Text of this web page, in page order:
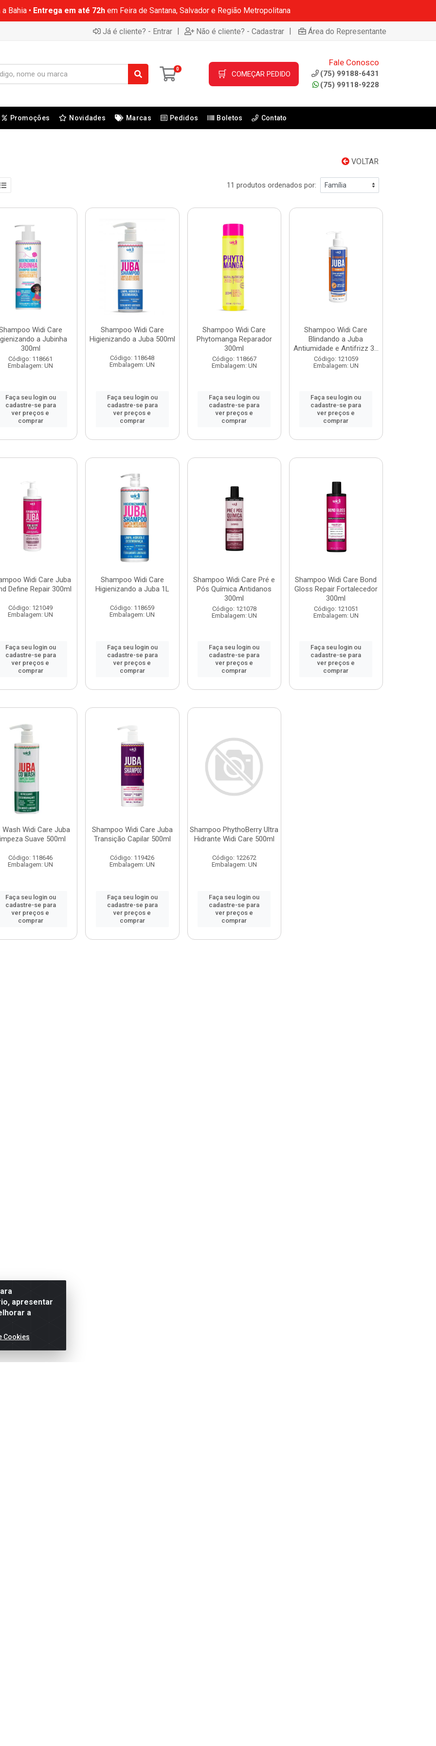
Bahia • Entrega em até 72hem Feira de Santana, Salvador e Região Metropolitana
Já é cliente? - Entrar | Não é cliente? - Cadastrar | Área do Representante
0 🛒 COMEÇAR PEDIDO
Fale Conosco
(75) 99188-6431
(75) 99118-9228
Promoções Novidades Marcas Pedidos Boletos Contato
VOLTAR
11 produtos ordenados por:
Widi Care
a Jubinha
300ml
Código: 118661
Embalagem: UN
Faça seu login ou
cadastre-se para
ver preços e
comprar
Shampoo Widi Care
Higienizando a Juba 500ml
Código: 118648
Embalagem: UN
Faça seu login ou
cadastre-se para
ver preços e
comprar
Shampoo Widi Care
Phytomanga Reparador
300ml
Código: 118667
Embalagem: UN
Faça seu login ou
cadastre-se para
ver preços e
comprar
Shampoo Widi Care
Blindando a Juba
Antiumidade e Antifrizz 3...
Código: 121059
Embalagem: UN
Faça seu login ou
cadastre-se para
ver preços e
comprar
Widi Care Juba
Define Repair 300ml
Código: 121049
Embalagem: UN
Faça seu login ou
cadastre-se para
ver preços e
comprar
Shampoo Widi Care
Higienizando a Juba 1L
Código: 118659
Embalagem: UN
Faça seu login ou
cadastre-se para
ver preços e
comprar
Shampoo Widi Care Pré e
Pós Química Antidanos
300ml
Código: 121078
Embalagem: UN
Faça seu login ou
cadastre-se para
ver preços e
comprar
Shampoo Widi Care Bond
Gloss Repair Fortalecedor
300ml
Código: 121051
Embalagem: UN
Faça seu login ou
cadastre-se para
ver preços e
comprar
Wash Widi Care Juba
Suave 500ml
Código: 118646
Embalagem: UN
Faça seu login ou
cadastre-se para
ver preços e
comprar
Shampoo Widi Care Juba
Transição Capilar 500ml
Código: 119426
Embalagem: UN
Faça seu login ou
cadastre-se para
ver preços e
comprar
Shampoo PhythoBerry Ultra
Hidrante Widi Care 500ml
Código: 122672
Embalagem: UN
Faça seu login ou
cadastre-se para
ver preços e
comprar
apresentar
a
Cookies